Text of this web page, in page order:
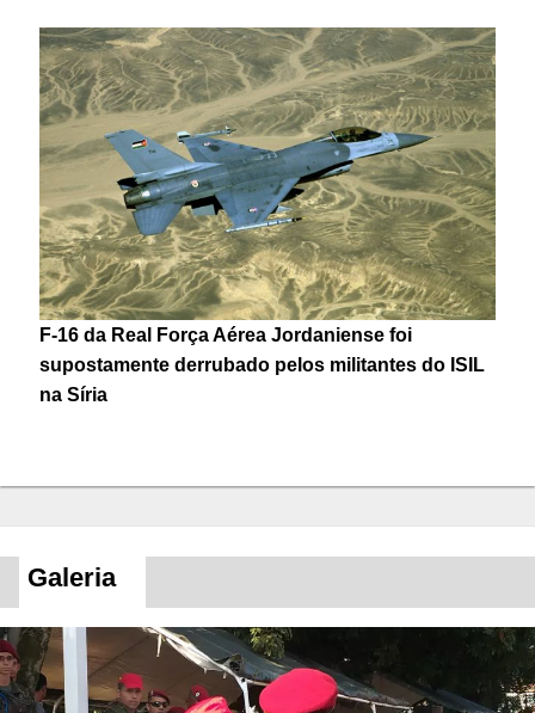
F-16 da Real Força Aérea Jordaniense foi
supostamente derrubado pelos militantes do ISIL
na Síria
Galeria